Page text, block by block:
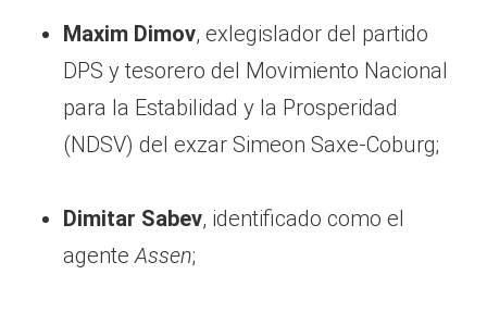
Maxim Dimov, exlegislador del partido
DPS y tesorero del Movimiento Nacional
para la Estabilidad y la Prosperidad
(NDSV) del exzar Simeon Saxe-Coburg;
Dimitar Sabev, identificado como el
agenteAssen;